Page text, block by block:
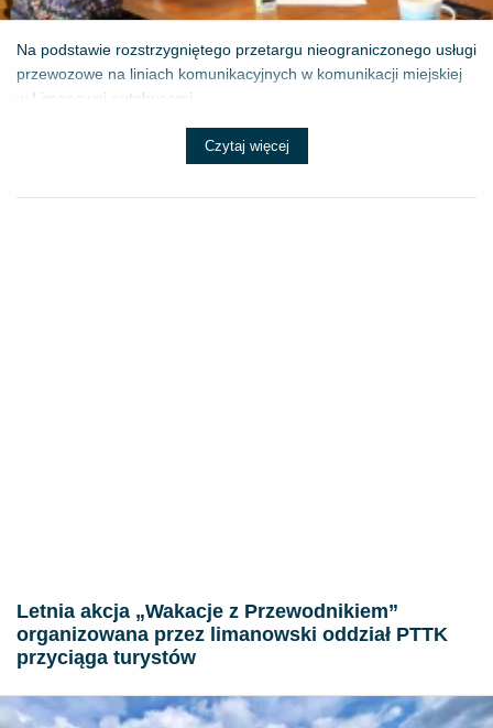
Na podstawie rozstrzygniętego przetargu nieograniczonego usługi
przewozowe na liniach komunikacyjnych w komunikacji miejskiej
w Limanowej autobusami...
Czytaj więcej
Letnia akcja „Wakacje z Przewodnikiem”
organizowana przez limanowski oddział PTTK
przyciąga turystów